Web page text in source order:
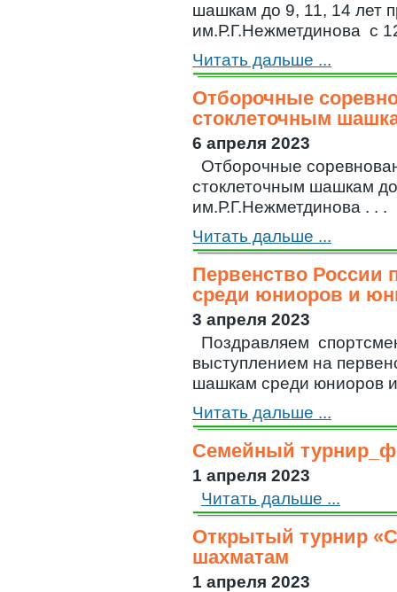
шашкам до 9, 11, 14 лет
им.Р.Г.Нежметдинова с
Читать дальше ...
Отборочные
стоклеточным
6 апреля 2023
Отборочные
стоклеточным шашкам
им.Р.Г.Нежметдинова . . .
Читать дальше ...
Первенство России
среди юниоров и
3 апреля 2023
Поздравляем
выступлением на
шашкам среди юниоров
Читать дальше ...
Семейный
1 апреля 2023
Читать дальше ...
Открытый турнир
шахматам
1 апреля 2023